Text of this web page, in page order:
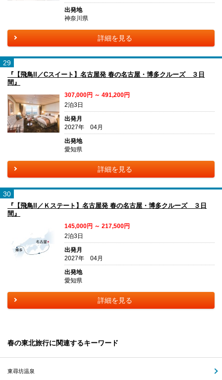
出発地
神奈川県
詳細を見る
29
『【飛鳥II／Cスイート】名古屋発 春の名古屋・博多クルーズ ３日
間』
307,000円 ～ 491,200円
2泊3日
出発月
2027年 04月
出発地
愛知県
詳細を見る
30
『【飛鳥II／Ｋステート】名古屋発 春の名古屋・博多クルーズ ３日
間』
145,000円 ～ 217,500円
2泊3日
出発月
2027年 04月
出発地
愛知県
詳細を見る
春の東北旅行に関連するキーワード
東尋坊温泉